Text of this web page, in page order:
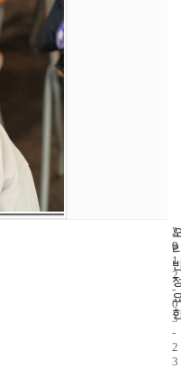
2
9
2
0
1
2
-
0
3
-
2
3